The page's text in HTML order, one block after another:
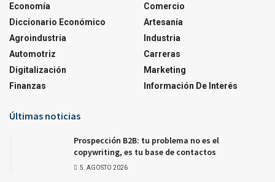
Economía
Diccionario Económico
Agroindustria
Automotriz
Digitalización
Finanzas
Comercio
Artesanía
Industria
Carreras
Marketing
Información De Interés
Últimas noticias
Prospección B2B: tu problema no es el
copywriting, es tu base de contactos
5. AGOSTO 2026